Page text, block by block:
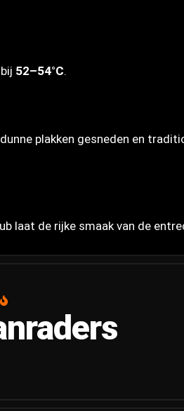
52–54°C.
plakken gesneden en
laat de rijke smaak van de